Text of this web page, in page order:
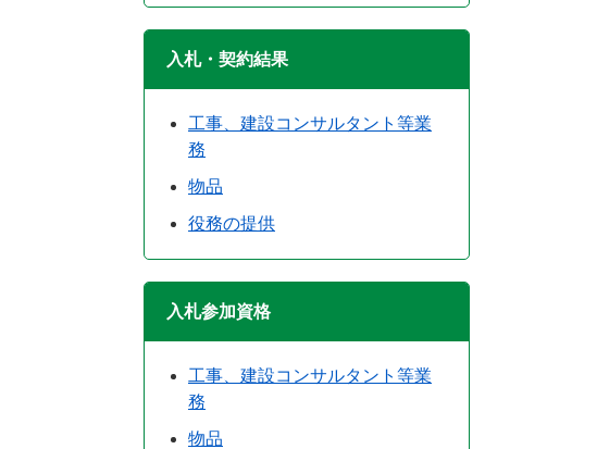
入札・契約結果
工事、建設コンサルタント等業
務
物品
役務の提供
入札参加資格
工事、建設コンサルタント等業
務
物品